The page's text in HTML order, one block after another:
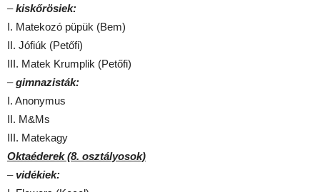
–kiskőrösiek:
I. Matekozó püpük (Bem)
II. Jófiúk (Petőfi)
III. Matek Krumplik (Petőfi)
–gimnazisták:
I. Anonymus
II. M&Ms
III. Matekagy
Oktaéderek (8. osztályosok)
–vidékiek: